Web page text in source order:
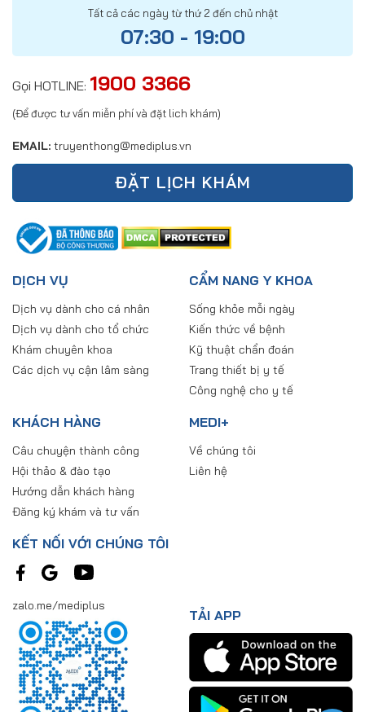
Tất cả các ngày từ thứ 2 đến chủ nhật
07:30 - 19:00
Gọi HOTLINE: 1900 3366
(Để được tư vấn miễn phí và đặt lich khám)
EMAIL: truyenthong@mediplus.vn
ĐẶT LỊCH KHÁM
DỊCH VỤ
Dịch vụ dành cho cá nhân
Dịch vụ dành cho tổ chức
Khám chuyên khoa
Các dịch vụ cận lâm sàng
CẨM NANG Y KHOA
Sống khỏe mỗi ngày
Kiến thức về bệnh
Kỹ thuật chẩn đoán
Trang thiết bị y tế
Công nghệ cho y tế
KHÁCH HÀNG
Câu chuyện thành công
Hội thảo & đào tạo
Hướng dẫn khách hàng
Đăng ký khám và tư vấn
MEDI+
Về chúng tôi
Liên hệ
KẾT NỐI VỚI CHÚNG TÔI
zalo.me/mediplus
TẢI APP